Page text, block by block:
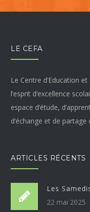
LE CEFA
Le Centre d’Education
l’esprit d’excellence
espace d’étude,
d’échange et de
ARTICLES RÉCENTS
Les
22 mai 2025